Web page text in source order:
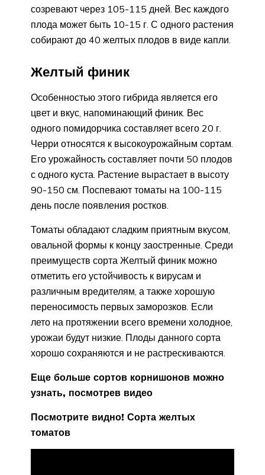
созревают через 105-115 дней. Вес каждого
плода может быть 10-15 г. С одного растения
собирают до 40 желтых плодов в виде капли.
Желтый финик
Особенностью этого гибрида является его
цвет и вкус, напоминающий финик. Вес
одного помидорчика составляет всего 20 г.
Черри относятся к высокоурожайным сортам.
Его урожайность составляет почти 50 плодов
с одного куста. Растение вырастает в высоту
90-150 см. Поспевают томаты на 100-115
день после появления ростков.
Томаты обладают сладким приятным вкусом,
овальной формы к концу заостренные. Среди
преимуществ сорта Желтый финик можно
отметить его устойчивость к вирусам и
различным вредителям, а также хорошую
переносимость первых заморозков. Если
лето на протяжении всего времени холодное,
урожаи будут низкие. Плоды данного сорта
хорошо сохраняются и не растрескиваются.
Еще больше сортов корнишонов можно
узнать, посмотрев видео
Посмотрите видно! Сорта желтых
томатов